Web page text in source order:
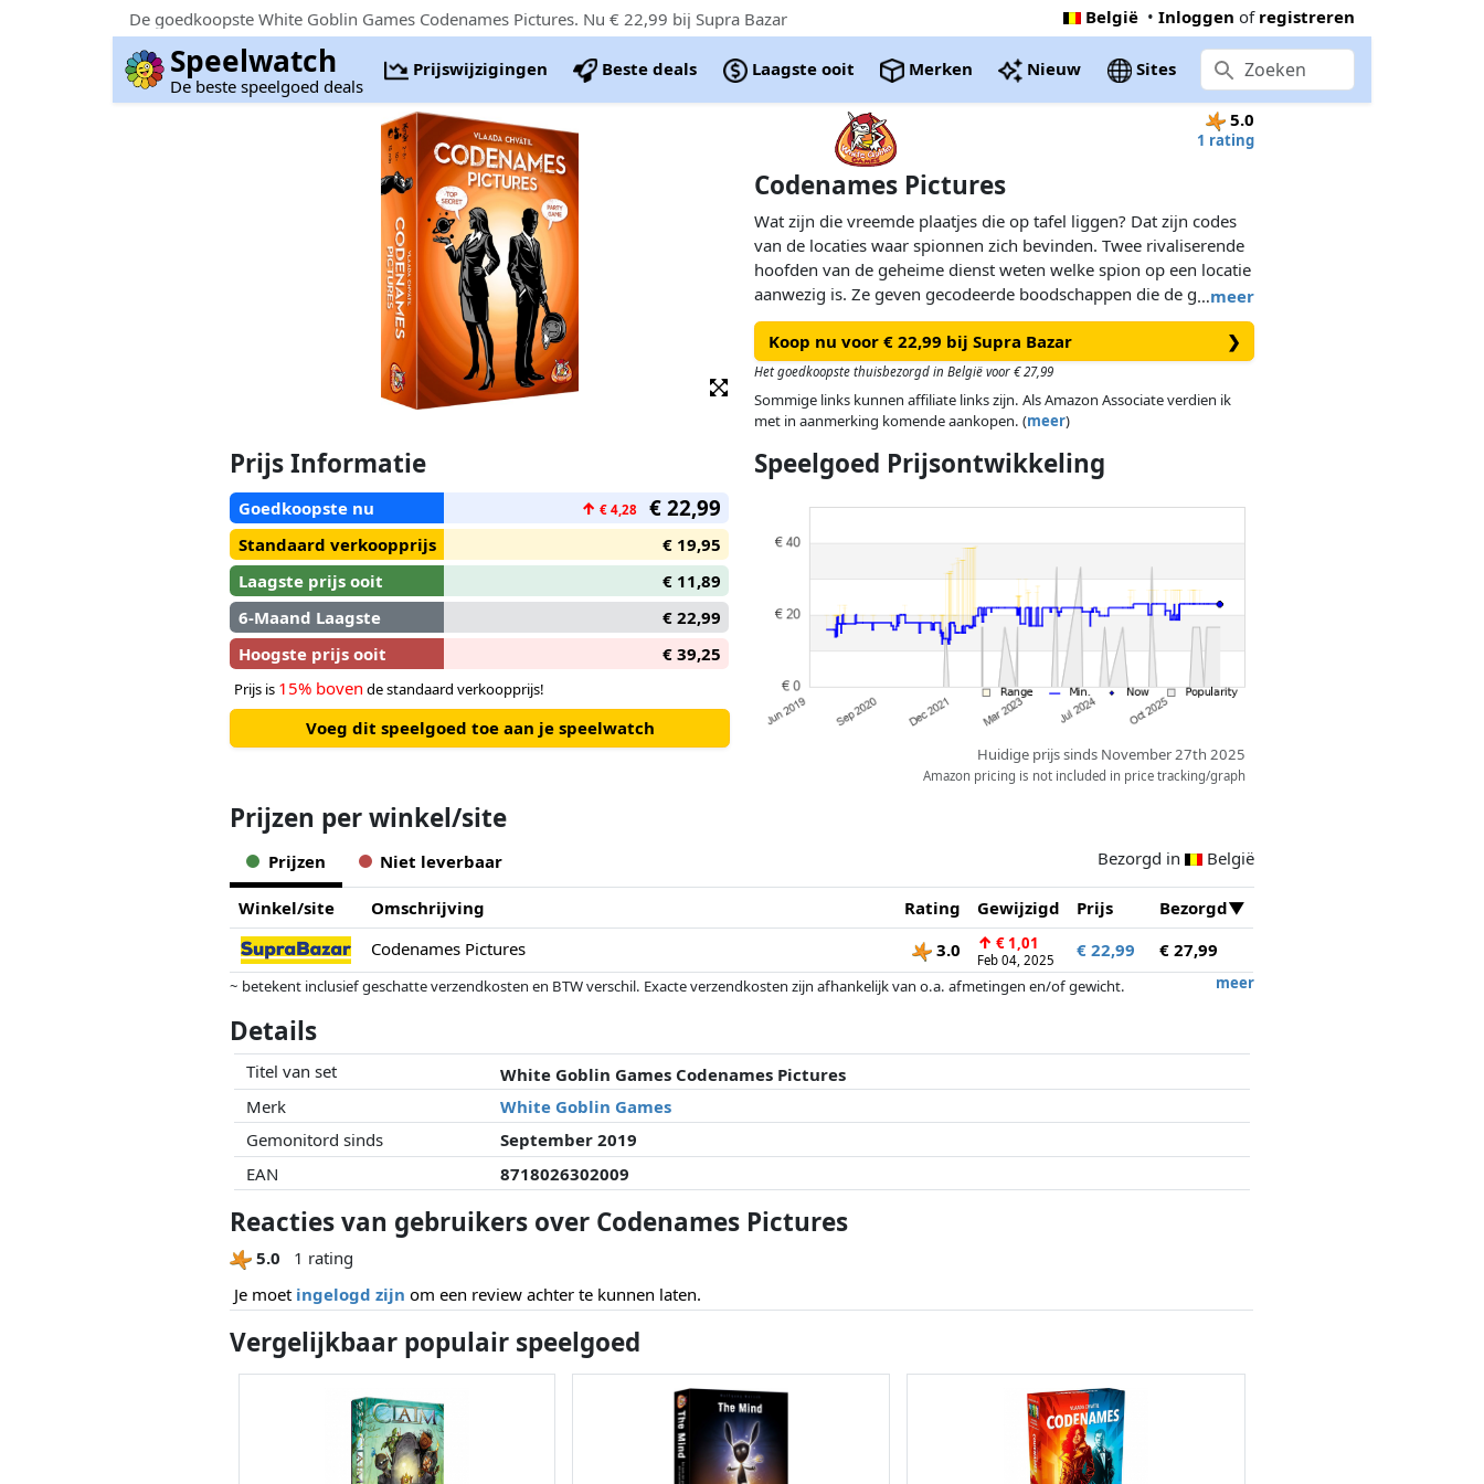
De goedkoopste White Goblin Games Codenames Pictures. Nu € 22,99 bij Supra Bazar België • Inloggen of registreren
Speelwatch
De beste speelgoed deals
Prijswijzigingen Beste deals Laagste ooit Merken Nieuw Sites
5.0
1 rating
Codenames Pictures
…meer
Wat zijn die vreemde plaatjes die op tafel liggen? Dat zijn codes
van de locaties waar spionnen zich bevinden. Twee rivaliserende
hoofden van de geheime dienst weten welke spion op een locatie
aanwezig is. Ze geven gecodeerde boodschappen die de geheime
agenten vertellen waar ze heen moeten voor hun geheime
ontmoetingen. Geheime agenten moeten slim en scherp zijn. Een
foute analyse van de code kan betekenen dat ze per ongeluk in
contact komen met een vijandelijke spion of zelfs een
huurmoordernaar! Beide teams moeten zo snel mogelijk contact
Koop nu voor € 22,99 bij Supra Bazar ❯
Het goedkoopste thuisbezorgd in België voor € 27,99
Sommige links kunnen affiliate links zijn. Als Amazon Associate verdien ik
met in aanmerking komende aankopen. (meer)
Prijs Informatie
Goedkoopste nu ↑ € 4,28 € 22,99
Standaard verkoopprijs
€ 19,95
Laagste prijs ooit
€ 11,89
6-Maand Laagste
€ 22,99
Hoogste prijs ooit
€ 39,25
Prijs is 15% boven de standaard verkoopprijs!
Voeg dit speelgoed toe aan je speelwatch
Speelgoed Prijsontwikkeling
Huidige prijs sinds November 27th 2025
Amazon pricing is not included in price tracking/graph
Prijzen per winkel/site
Prijzen Niet leverbaar Bezorgd in België
Winkel/site Omschrijving Rating Gewijzigd Prijs
Bezorgd
Codenames Pictures
3.0 ↑ € 1,01
Feb 04, 2025 € 22,99 € 27,99
meer
~ betekent inclusief geschatte verzendkosten en BTW verschil. Exacte verzendkosten zijn afhankelijk van o.a. afmetingen en/of gewicht.
geen enkele invoed op. Alleen bij gelijke prijzen kunnen historische prestaties de volgorde beïnvloeden.
Details
Titel van set
White Goblin Games Codenames Pictures
Merk
White Goblin Games
Gemonitord sinds
September 2019
EAN
8718026302009
Reacties van gebruikers over Codenames Pictures
5.0
1 rating
Je moet ingelogd zijn om een review achter te kunnen laten.
Vergelijkbaar populair speelgoed